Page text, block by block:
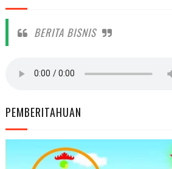
BERITA BISNIS
PEMBERITAHUAN